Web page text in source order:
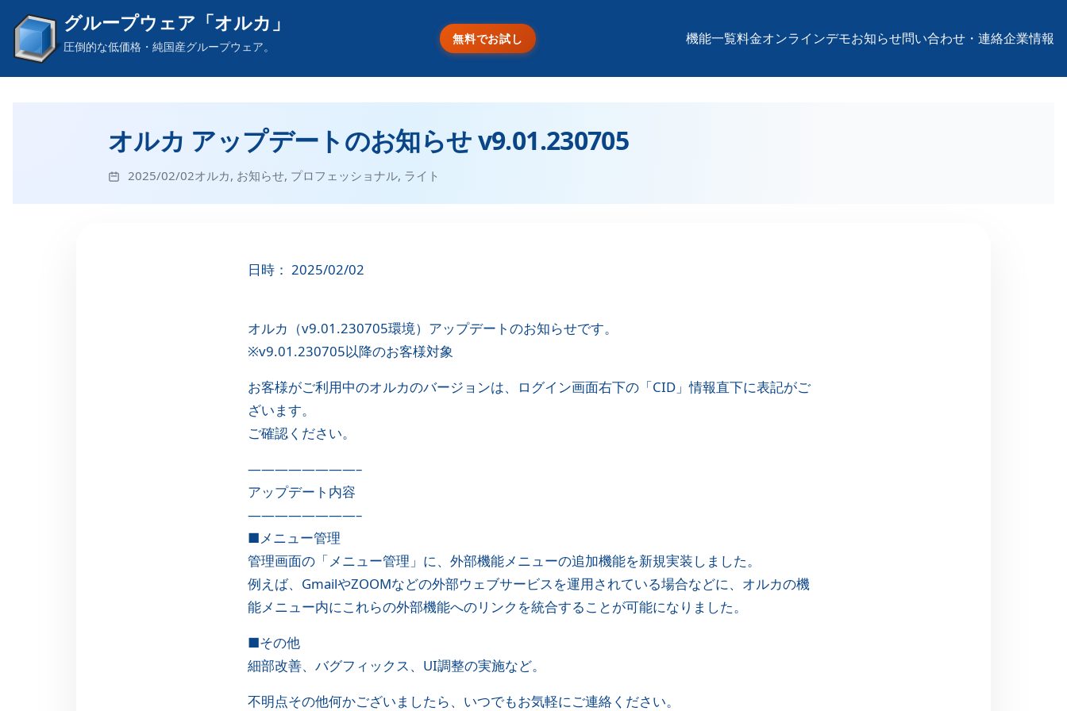
グループウェア「オルカ」
圧倒的な低価格・純国産グループウェア。 無料でお試し 機能一覧料金オンラインデモお知らせ問い合わせ・連絡企業情報
オルカ アップデートのお知らせ v9.01.230705
2025/02/02オルカ, お知らせ, プロフェッショナル, ライト
日時： 2025/02/02
オルカ（v9.01.230705環境）アップデートのお知らせです。
※v9.01.230705以降のお客様対象
お客様がご利用中のオルカのバージョンは、ログイン画面右下の「CID」情報直下に表記がご
ざいます。
ご確認ください。
————————–
アップデート内容
————————–
■メニュー管理
管理画面の「メニュー管理」に、外部機能メニューの追加機能を新規実装しました。
例えば、GmailやZOOMなどの外部ウェブサービスを運用されている場合などに、オルカの機
能メニュー内にこれらの外部機能へのリンクを統合することが可能になりました。
■その他
細部改善、バグフィックス、UI調整の実施など。
不明点その他何かございましたら、いつでもお気軽にご連絡ください。